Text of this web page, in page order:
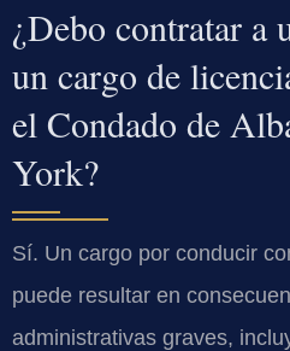
¿Debo contratar a
un cargo de
el Condado de
York?
Sí. Un cargo por conducir
puede resultar en
administrativas graves,